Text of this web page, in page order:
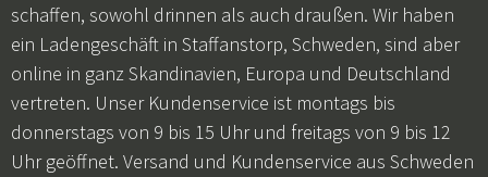
schaffen, sowohl drinnen als auch draußen. Wir haben
ein Ladengeschäft in Staffanstorp, Schweden, sind aber
online in ganz Skandinavien, Europa und Deutschland
vertreten. Unser Kundenservice ist montags bis
donnerstags von 9 bis 15 Uhr und freitags von 9 bis 12
Uhr geöffnet. Versand und Kundenservice aus Schweden